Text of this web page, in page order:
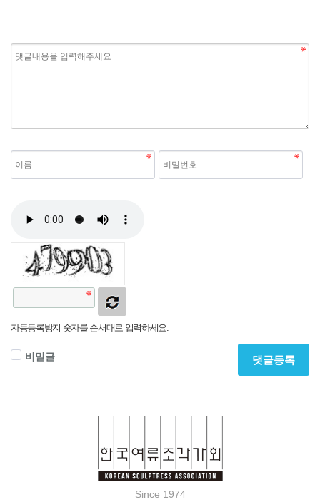
자동등록방지 숫자를 순서대로 입력하세요.
비밀글 댓글등록
Since 1974